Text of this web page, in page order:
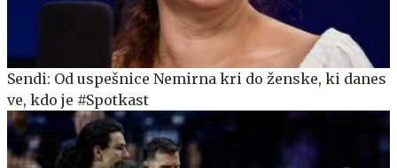
Sendi: Od uspešnice Nemirna kri do ženske, ki danes
ve, kdo je #Spotkast